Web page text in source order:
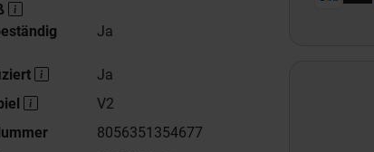
Ja
Ja
V2
8056351354677